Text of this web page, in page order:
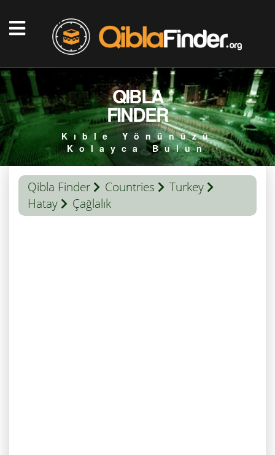
QIBLA
FINDER
Kıble Yönünüzü
Kolayca Bulun
Qibla Finder Countries
Turkey
Hatay
Çağlalık